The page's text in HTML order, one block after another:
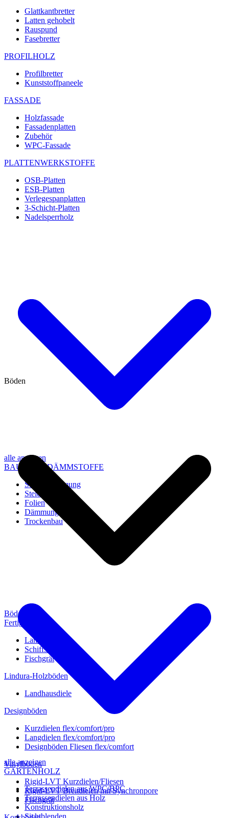
Glattkantbretter
Latten gehobelt
Rauspund
Fasebretter
PROFILHOLZ
Profilbretter
Kunststoffpaneele
FASSADE
Holzfassade
Fassadenplatten
Zubehör
WPC-Fassade
PLATTENWERKSTOFFE
OSB-Platten
ESB-Platten
Verlegespanplatten
3-Schicht-Platten
Nadelsperrholz
alle anzeigen
BAU- UND DÄMMSTOFFE
Steico Dämmung
Steico Zubehör
Folien
Dämmung
Trockenbau
alle anzeigen
GARTENHOLZ
Terrassendielen aus WPC/BPC
Terrassendielen aus Holz
Konstruktionsholz
Sichtblenden
Böden
Böden
Fertigparkett
Landhausdiele
Schiffsboden
Fischgrät
Lindura-Holzböden
Landhausdiele
Designböden
Kurzdielen flex/comfort/pro
Langdielen flex/comfort/pro
Designböden Fliesen flex/comfort
Vinylböden
Rigid-LVT Kurzdielen/Fliesen
Rigid-LVT Breitdielen mit Synchronpore
Fischgrät